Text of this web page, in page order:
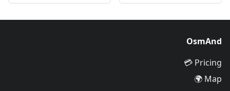
OsmAnd
Pricing 💳
Map 🌍